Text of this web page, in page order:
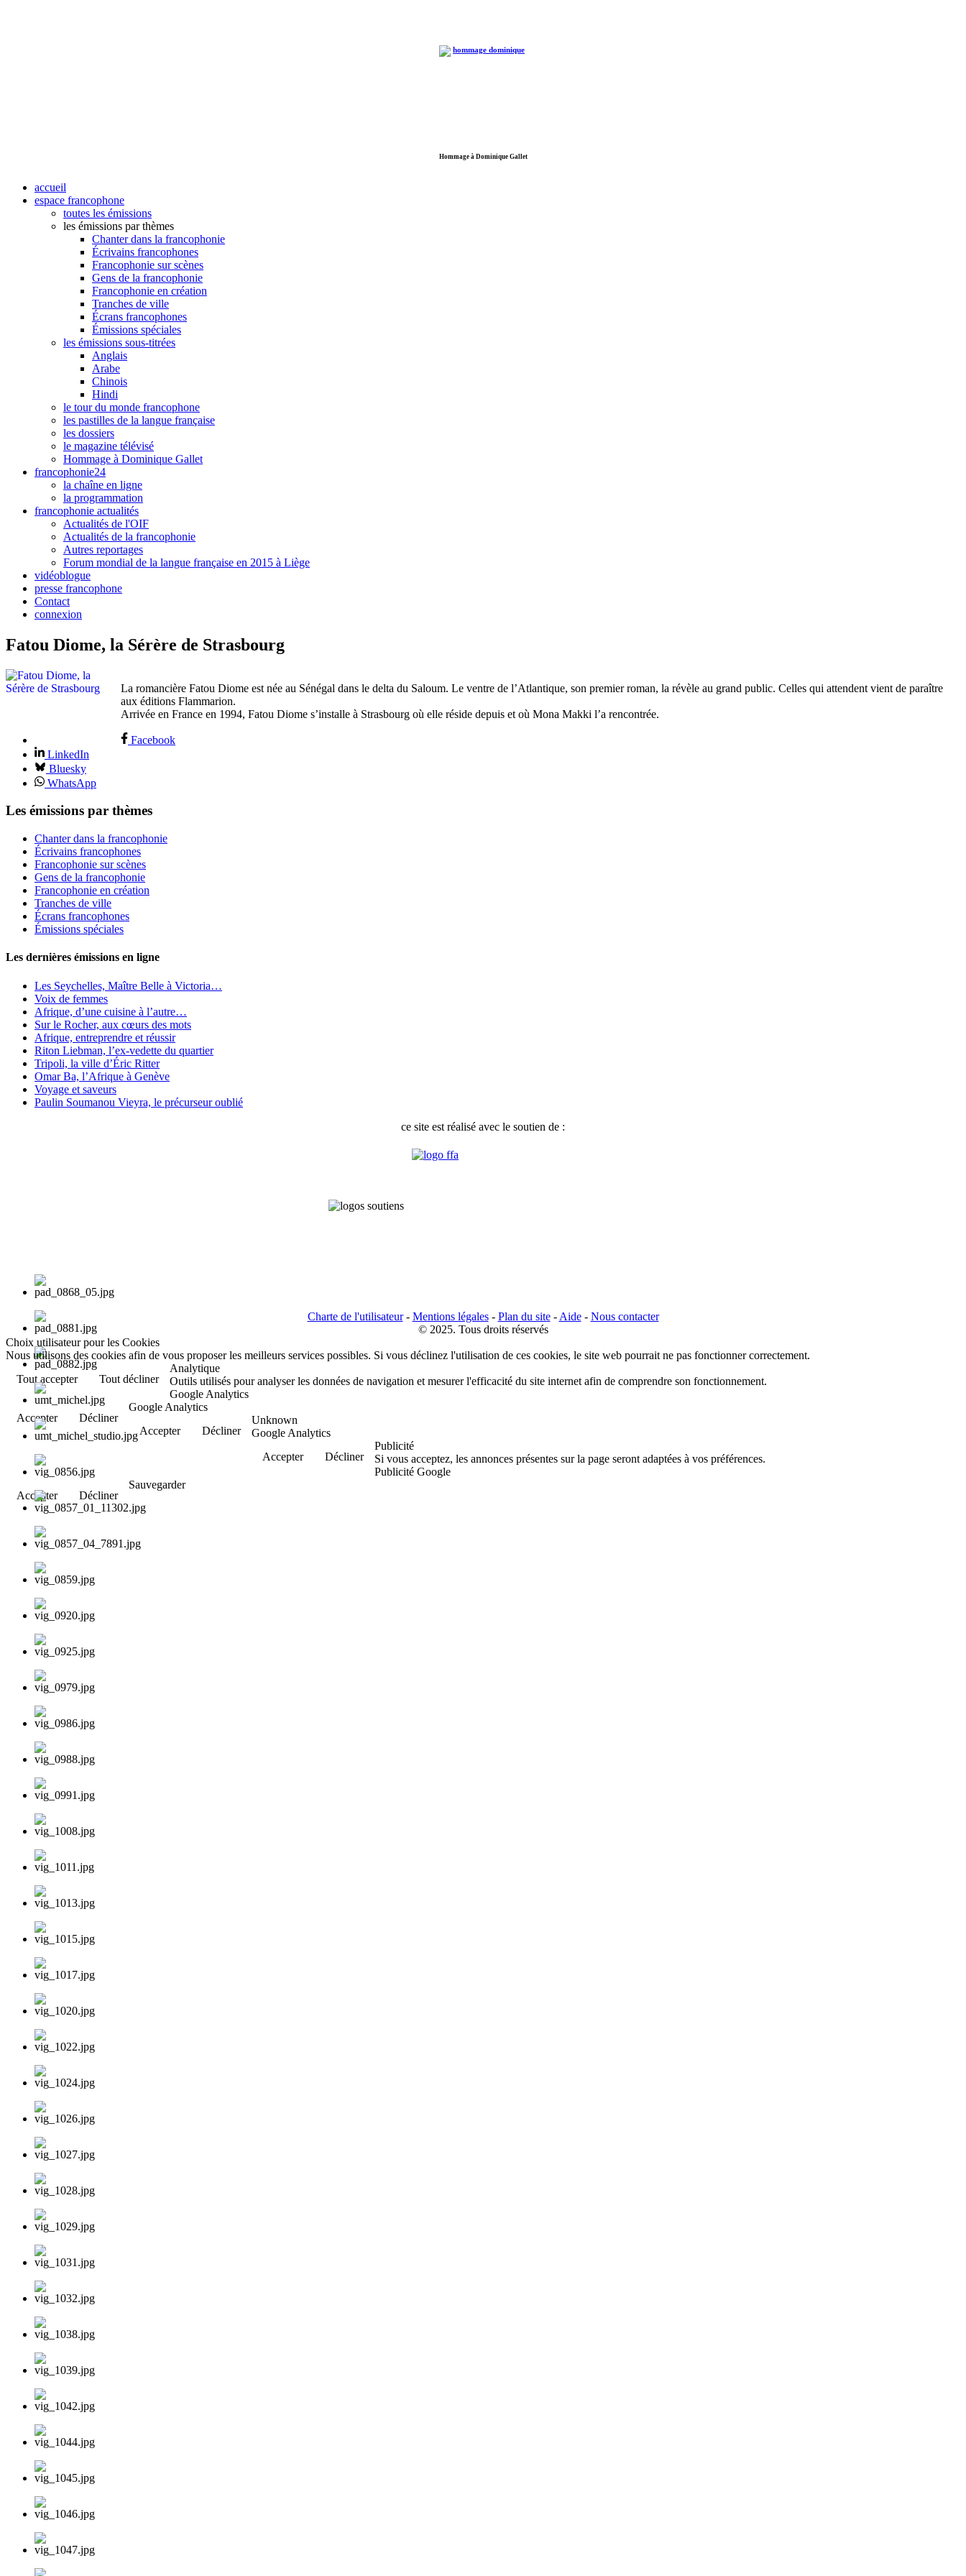
Hommage à Dominique Gallet
accueil
espace francophone
toutes les émissions
les émissions par thèmes
Chanter dans la francophonie
Écrivains francophones
Francophonie sur scènes
Gens de la francophonie
Francophonie en création
Tranches de ville
Écrans francophones
Émissions spéciales
les émissions sous-titrées
Anglais
Arabe
Chinois
Hindi
le tour du monde francophone
les pastilles de la langue française
les dossiers
le magazine télévisé
Hommage à Dominique Gallet
francophonie24
la chaîne en ligne
la programmation
francophonie actualités
Actualités de l'OIF
Actualités de la francophonie
Autres reportages
Forum mondial de la langue française en 2015 à Liège
vidéoblogue
presse francophone
Contact
connexion
Fatou Diome, la Sérère de Strasbourg
La romancière Fatou Diome est née au Sénégal dans le delta du Saloum. Le ventre de l’Atlantique, son premier roman, la révèle au grand public. Celles qui attendent vient de paraître
aux éditions Flammarion.
Arrivée en France en 1994, Fatou Diome s’installe à Strasbourg où elle réside depuis et où Mona Makki l’a rencontrée.
Facebook
LinkedIn
Bluesky
WhatsApp
Les émissions par thèmes
Chanter dans la francophonie
Écrivains francophones
Francophonie sur scènes
Gens de la francophonie
Francophonie en création
Tranches de ville
Écrans francophones
Émissions spéciales
Les dernières émissions en ligne
Les Seychelles, Maître Belle à Victoria…
Voix de femmes
Afrique, d’une cuisine à l’autre…
Sur le Rocher, aux cœurs des mots
Afrique, entreprendre et réussir
Riton Liebman, l’ex-vedette du quartier
Tripoli, la ville d’Éric Ritter
Omar Ba, l’Afrique à Genève
Voyage et saveurs
Paulin Soumanou Vieyra, le précurseur oublié
ce site est réalisé avec le soutien de :
Charte de l'utilisateur- Mentions légales- Plan du site- Aide- Nous contacter
© 2025. Tous droits réservés
Choix utilisateur pour les Cookies
Nous utilisons des cookies afin de vous proposer les meilleurs services possibles. Si vous déclinez l'utilisation de ces cookies, le site web pourrait ne pas fonctionner correctement.
Tout accepter
Tout décliner
Analytique
Outils utilisés pour analyser les données de navigation et mesurer l'efficacité du site internet afin de comprendre son fonctionnement.
Google Analytics
Accepter
Décliner
Google Analytics
Accepter
Décliner
Unknown
Google Analytics
Accepter
Décliner
Publicité
Si vous acceptez, les annonces présentes sur la page seront adaptées à vos préférences.
Publicité Google
Accepter
Décliner
Sauvegarder